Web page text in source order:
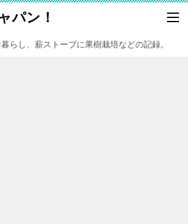
パン！
らし、薪ストーブに果樹栽培などの記録。